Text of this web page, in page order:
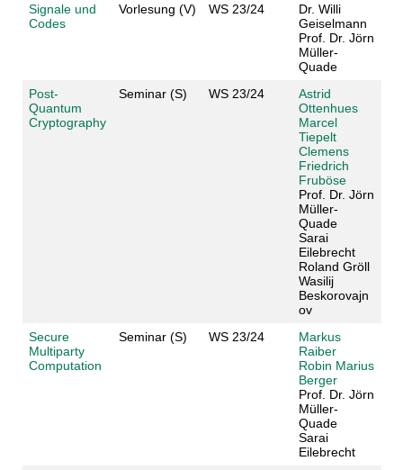
Signale und
Codes
Vorlesung (V) WS 23/24
Dr. Willi
Geiselmann
Prof. Dr. Jörn
Müller-
Quade
Post-
Quantum
Cryptography
Seminar (S) WS 23/24
Astrid
Ottenhues
Marcel
Tiepelt
Clemens
Friedrich
Fruböse
Prof. Dr. Jörn
Müller-
Quade
Sarai
Eilebrecht
Roland Gröll
Wasilij
Beskorovajn
ov
Secure
Multiparty
Computation
Seminar (S) WS 23/24
Markus
Raiber
Robin Marius
Berger
Prof. Dr. Jörn
Müller-
Quade
Sarai
Eilebrecht